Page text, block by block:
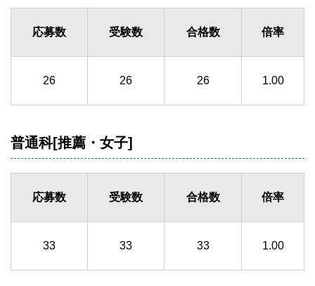
応募数 受験数 合格数 倍率
26 26 26 1.00
普通科[推薦・女子]
応募数 受験数 合格数 倍率
33 33 33 1.00